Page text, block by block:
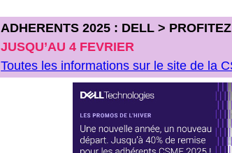
ADHERENTS 2025 : DELL >
JUSQU’AU 4 FEVRIER
Toutes les informations sur le site de la